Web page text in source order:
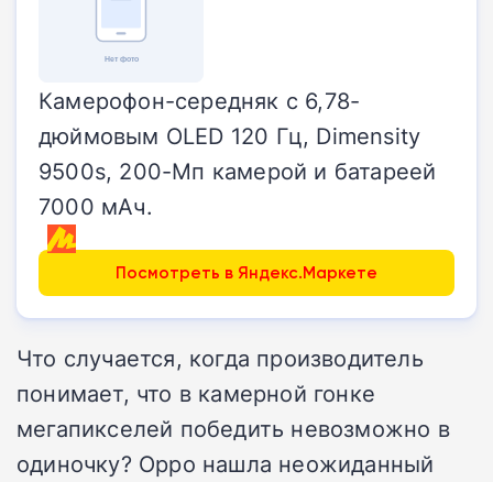
Камерофон-середняк с 6,78-
дюймовым OLED 120 Гц, Dimensity
9500s, 200-Мп камерой и батареей
7000 мАч.
Посмотреть в Яндекс.Маркете
Что случается, когда производитель
понимает, что в камерной гонке
мегапикселей победить невозможно в
одиночку? Oppo нашла неожиданный